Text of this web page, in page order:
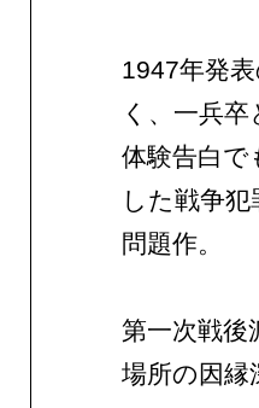
1947年発
く、一兵
体験告白
した戦争
問題作。
第一次戦後
場所の因縁